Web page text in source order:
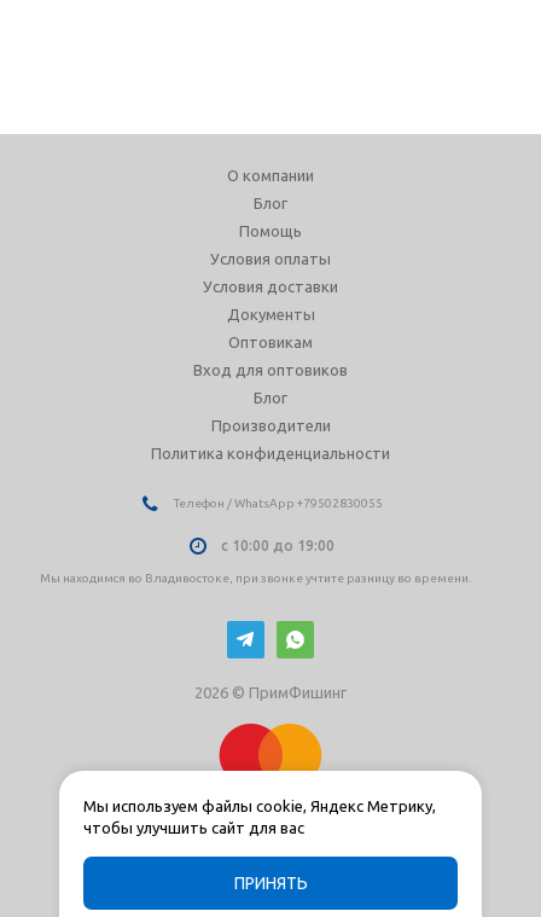
О компании
Блог
Помощь
Условия оплаты
Условия доставки
Документы
Оптовикам
Вход для оптовиков
Блог
Производители
Политика конфиденциальности
Телефон / WhatsApp +79502830055
с 10:00 до 19:00
Мы находимся во Владивостоке, при звонке учтите разницу во времени.
2026 © ПримФишинг
Мы используем файлы cookie, Яндекс Метрику,
чтобы улучшить сайт для вас
ПРИНЯТЬ